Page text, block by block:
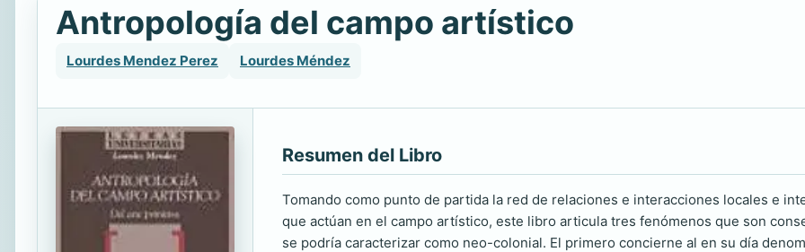
Antropología del campo artístico
Lourdes Mendez Perez Lourdes Méndez
Resumen del Libro
Tomando como punto de partida la red de relaciones e interacciones locales e
que actúan en el campo artístico, este libro articula tres fenómenos que son
se podría caracterizar como neo-colonial. El primero concierne al en su día